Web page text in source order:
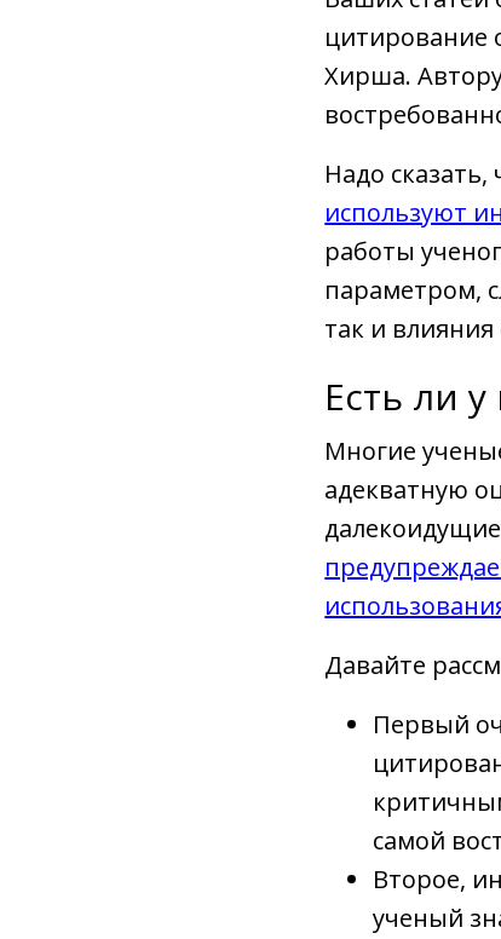
цитирование
Хирша.
Надо
используют
работы
параметром,
так и
Есть ли
Многие
адекватную
Давайте
Первый
самой
Второе,
ученый